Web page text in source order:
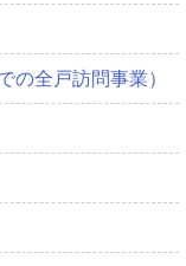
の全戸訪問事業）